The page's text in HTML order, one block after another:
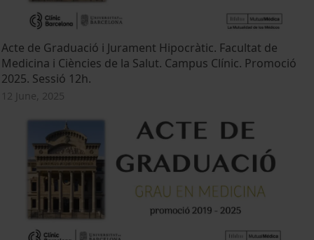
Acte de Graduació i Jurament Hipocràtic. Facultat de
Medicina i Ciències de la Salut. Campus Clínic. Promoció
2025. Sessió 12h.
12 June, 2025